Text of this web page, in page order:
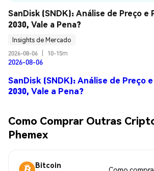
SanDisk (SNDK): Análise de Preço e
2030, Vale a Pena?
Insights de Mercado
2026-08-06
10-15m
2026-08-06
SanDisk (SNDK): Análise de Preço
2030, Vale a Pena?
Como Comprar Outras
Phemex
Bitcoin